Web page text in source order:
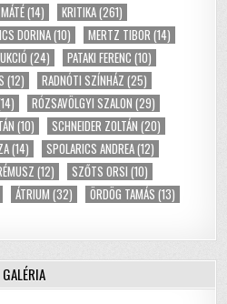
(14) KRITIKA(261)
DORINA(10) MERTZ TIBOR (14)
(24) PATAKI FERENC (10)
(12) RADNÓTI SZÍNHÁZ (25)
RÓZSAVÖLGYI SZALON (29)
(10) SCHNEIDER ZOLTÁN (20)
(14) SPOLARICS ANDREA(12)
(12) SZŐTS ORSI (10)
ÁTRIUM (32) ÖRDÖG TAMÁS (13)
GALÉRIA